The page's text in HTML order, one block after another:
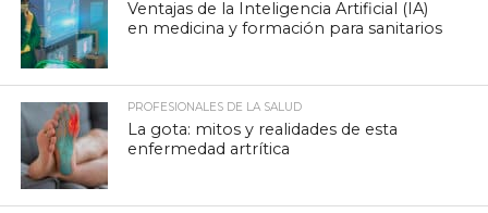
Ventajas de la Inteligencia Artificial (IA)
en medicina y formación para sanitarios
PROFESIONALES DE LA SALUD
La gota: mitos y realidades de esta
enfermedad artrítica